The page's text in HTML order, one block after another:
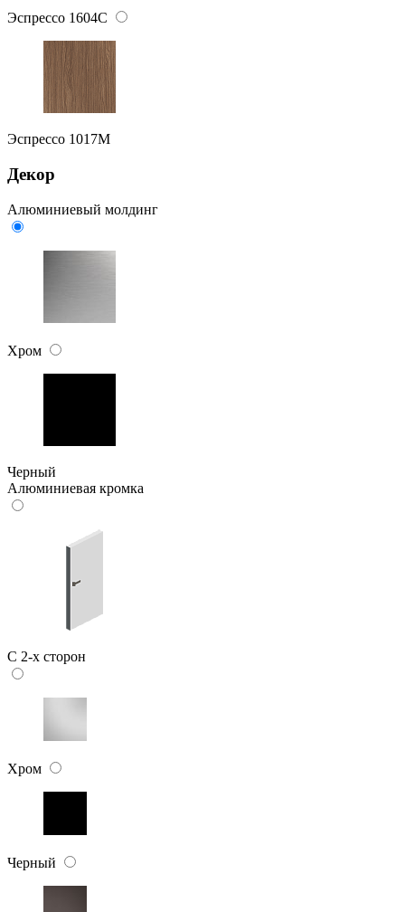
Эспрессо 1604C
Эспрессо 1017M
Декор
Алюминиевый молдинг
Хром
Черный
Алюминиевая кромка
C 2-х сторон
Хром
Черный